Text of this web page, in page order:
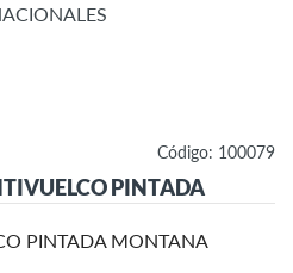
Código: 100079
PINTADA
PINTADA MONTANA